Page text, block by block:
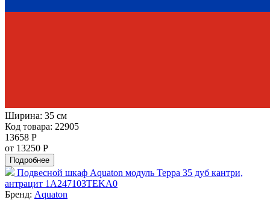
Ширина: 35 см
Код товара: 22905
13658 Р
от 13250 Р
Подробнее
Подвесной шкаф Aquaton модуль Терра 35 дуб кантри,
антрацит 1A247103TEKA0
Бренд: Aquaton